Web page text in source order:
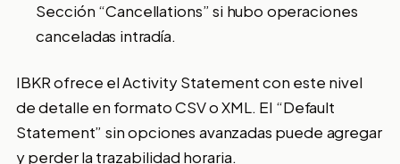
Sección “Cancellations” si hubo operaciones
canceladas intradía.
IBKR ofrece el Activity Statement con este nivel
de detalle en formato CSV o XML. El “Default
Statement” sin opciones avanzadas puede agregar
y perder la trazabilidad horaria.